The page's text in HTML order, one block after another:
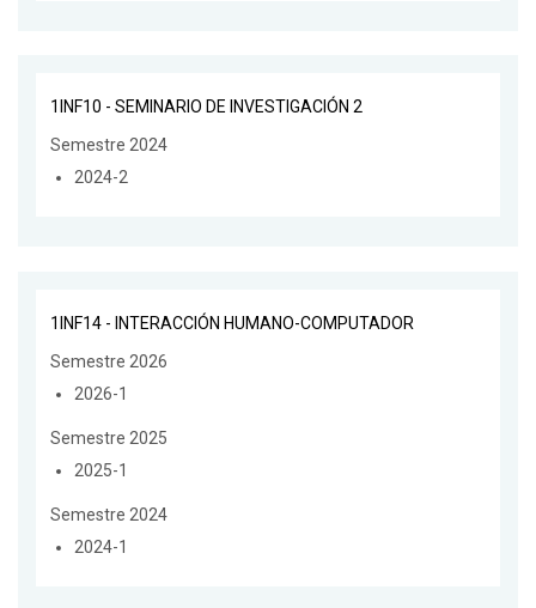
1INF10 - SEMINARIO DE INVESTIGACIÓN 2
Semestre 2024
2024-2
1INF14 - INTERACCIÓN HUMANO-COMPUTADOR
Semestre 2026
2026-1
Semestre 2025
2025-1
Semestre 2024
2024-1